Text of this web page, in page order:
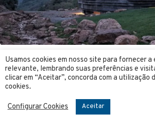
Usamos cookies em nosso site para fornecer a
relevante, lembrando suas preferências e
clicar em “Aceitar”, concorda com a utilização
cookies.
Configurar Cookies Aceitar